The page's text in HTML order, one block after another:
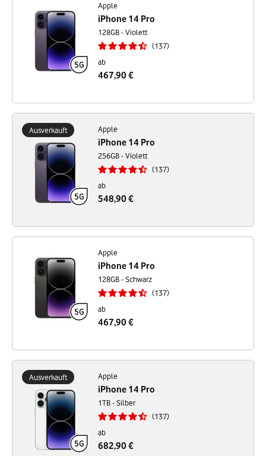
Apple
iPhone 14 Pro
128GB - Violett
137
ab
467,90 €
Ausverkauft Apple
iPhone 14 Pro
256GB - Violett
137
ab
548,90 €
Apple
iPhone 14 Pro
128GB - Schwarz
137
ab
467,90 €
Ausverkauft Apple
iPhone 14 Pro
1TB - Silber
137
ab
682,90 €